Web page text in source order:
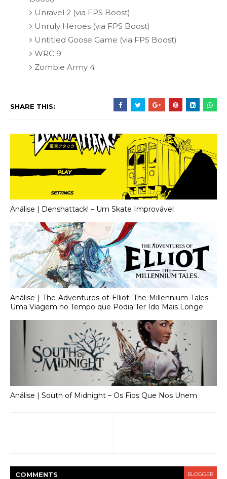
Unravel 2 (via FPS Boost)
Unruly Heroes (via FPS Boost)
Untitled Goose Game (via FPS Boost)
WRC 9
Zombie Army 4
SHARE THIS:
Análise | Denshattack! – Um Skate Improvável
Análise | The Adventures of Elliot: The Millennium Tales –
Uma Viagem no Tempo que Podia Ter Ido Mais Longe
Análise | South of Midnight – Os Fios Que Nos Unem
COMMENTS BLOGGER